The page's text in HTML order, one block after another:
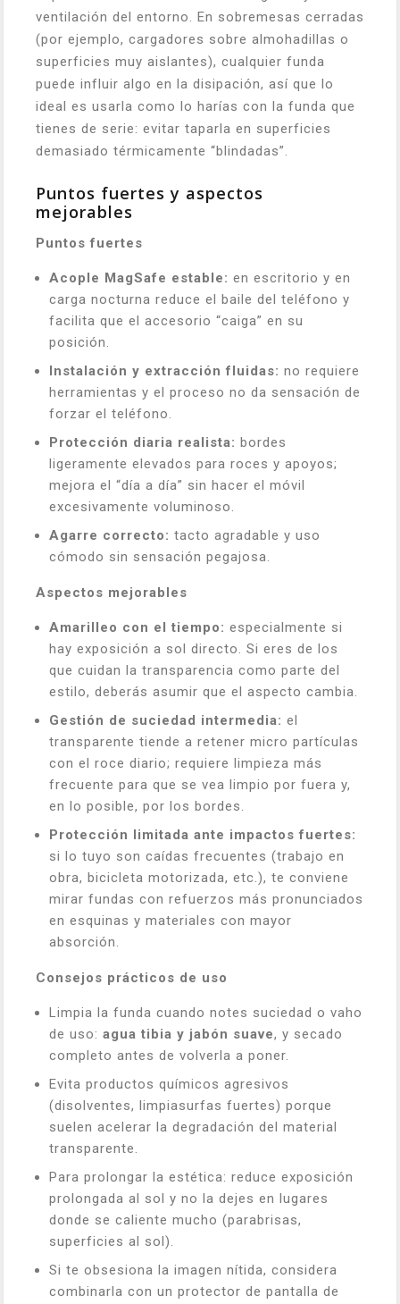
ventilación del entorno. En sobremesas cerradas
(por ejemplo, cargadores sobre almohadillas o
superficies muy aislantes), cualquier funda
puede influir algo en la disipación, así que lo
ideal es usarla como lo harías con la funda que
tienes de serie: evitar taparla en superficies
demasiado térmicamente “blindadas”.
Puntos fuertes y aspectos
mejorables
Puntos fuertes
Acople MagSafe estable: en escritorio y en
carga nocturna reduce el baile del teléfono y
facilita que el accesorio “caiga” en su
posición.
Instalación y extracción fluidas: no requiere
herramientas y el proceso no da sensación de
forzar el teléfono.
Protección diaria realista: bordes
ligeramente elevados para roces y apoyos;
mejora el “día a día” sin hacer el móvil
excesivamente voluminoso.
Agarre correcto: tacto agradable y uso
cómodo sin sensación pegajosa.
Aspectos mejorables
Amarilleo con el tiempo: especialmente si
hay exposición a sol directo. Si eres de los
que cuidan la transparencia como parte del
estilo, deberás asumir que el aspecto cambia.
Gestión de suciedad intermedia: el
transparente tiende a retener micro partículas
con el roce diario; requiere limpieza más
frecuente para que se vea limpio por fuera y,
en lo posible, por los bordes.
Protección limitada ante impactos fuertes:
si lo tuyo son caídas frecuentes (trabajo en
obra, bicicleta motorizada, etc.), te conviene
mirar fundas con refuerzos más pronunciados
en esquinas y materiales con mayor
absorción.
Consejos prácticos de uso
Limpia la funda cuando notes suciedad o vaho
de uso: agua tibia y jabón suave, y secado
completo antes de volverla a poner.
Evita productos químicos agresivos
(disolventes, limpiasurfas fuertes) porque
suelen acelerar la degradación del material
transparente.
Para prolongar la estética: reduce exposición
prolongada al sol y no la dejes en lugares
donde se caliente mucho (parabrisas,
superficies al sol).
Si te obsesiona la imagen nítida, considera
combinarla con un protector de pantalla de